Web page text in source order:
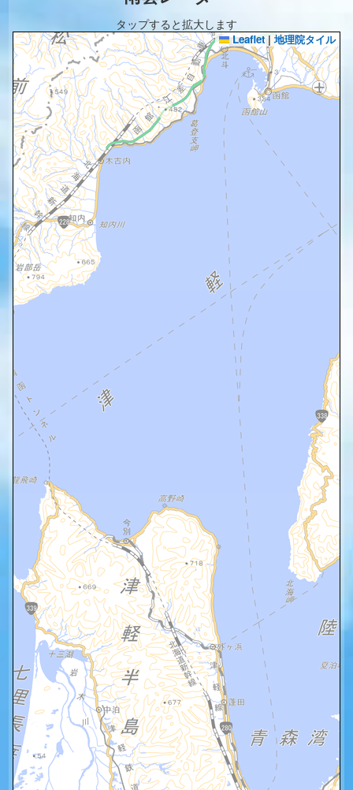
タップすると拡大します
Leaflet | 地理院タイル